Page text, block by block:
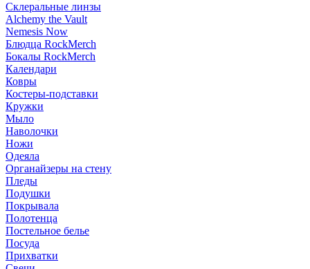
Склеральные линзы
Alchemy the Vault
Nemesis Now
Блюдца RockMerch
Бокалы RockMerch
Календари
Ковры
Костеры-подставки
Кружки
Мыло
Наволочки
Ножи
Одеяла
Органайзеры на стену
Пледы
Подушки
Покрывала
Полотенца
Постельное белье
Посуда
Прихватки